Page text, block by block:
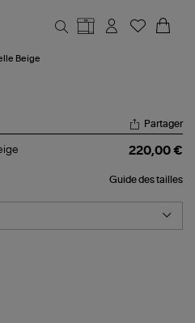
Beige
Partager
220,00 €
Guide des tailles